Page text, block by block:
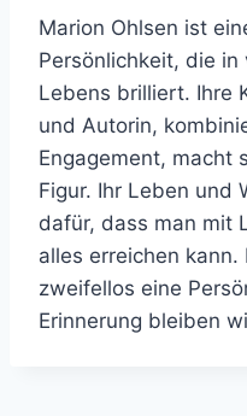
Marion Ohlsen ist
Persönlichkeit, die in
Lebens brilliert. Ihre
und Autorin,
Engagement, macht
Figur. Ihr Leben und
dafür, dass man mit
alles erreichen
zweifellos eine
Erinnerung bleiben